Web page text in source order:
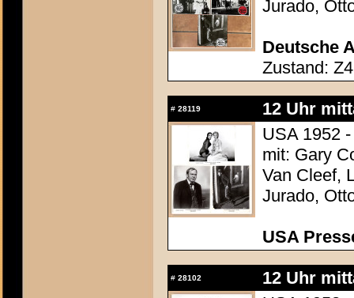
Jurado,
Deutsche
Zustand: Z4
# 28119
12 Uhr
USA 1952
mit: Gary
Van Cleef,
Jurado,
USA
# 28102
12 Uhr